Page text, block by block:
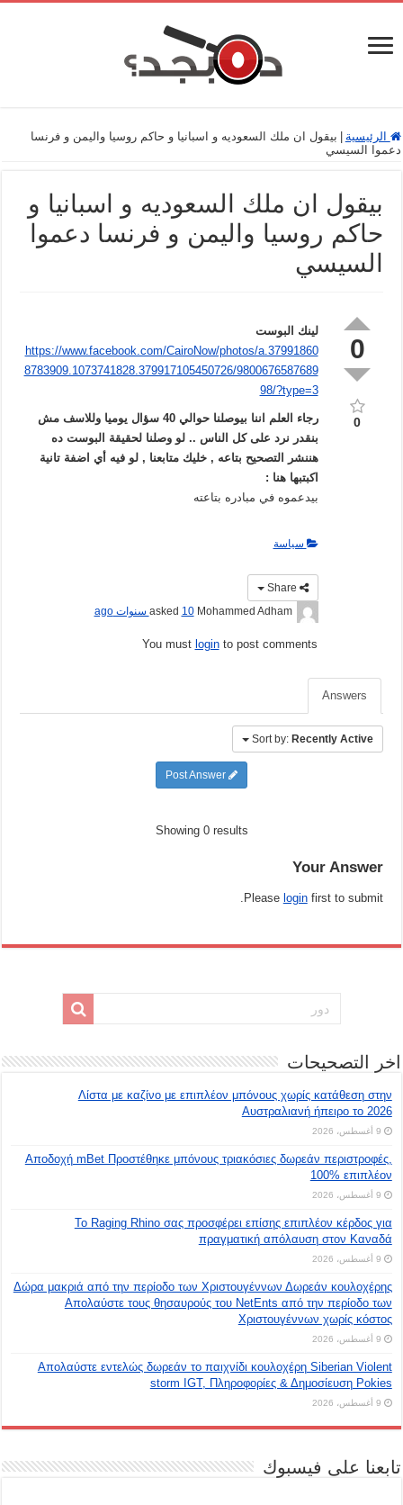
الرئيسية
بيقول ان ملك السعوديه و اسبانيا و حاكم روسيا واليمن و فرنسا
دعموا السيسي
بيقول ان ملك السعوديه و اسبانيا و
حاكم روسيا واليمن و فرنسا دعموا
السيسي
0
0
لينك البوست
https://www.facebook.com/CairoNow/photos/a.37991860
8783909.1073741828.379917105450726/9800676587689
98/?type=3
رجاء العلم اننا بيوصلنا حوالي 40 سؤال يوميا وللاسف مش
بنقدر نرد على كل الناس .. لو وصلنا لحقيقة البوست ده
هننشر التصحيح بتاعه , خليك متابعنا , لو فيه أي اضفة تانية
اكبتبها هنا :
بيدعموه في مبادره بتاعته
سياسة
Mohammed Adham
asked10 سنوات ago
You must loginto post comments
Answers
Sort by: Recently Active
Showing 0 results
Your Answer
Please loginfirst to submit.
اخر التصحيحات
Λίστα με καζίνο με επιπλέον μπόνους χωρίς κατάθεση στην
Αυστραλιανή ήπειρο το 2026
9 أغسطس، 2026
Αποδοχή mBet Προστέθηκε μπόνους τριακόσιες δωρεάν περιστροφές,
100% επιπλέον
9 أغسطس، 2026
Το Raging Rhino σας προσφέρει επίσης επιπλέον κέρδος για
πραγματική απόλαυση στον Καναδά
9 أغسطس، 2026
Δώρα μακριά από την περίοδο των Χριστουγέννων Δωρεάν κουλοχέρης
Απολαύστε τους θησαυρούς του NetEnts από την περίοδο των
Χριστουγέννων χωρίς κόστος
9 أغسطس، 2026
Απολαύστε εντελώς δωρεάν το παιχνίδι κουλοχέρη Siberian Violent
storm IGT, Πληροφορίες & Δημοσίευση Pokies
9 أغسطس، 2026
تابعنا على فيسبوك